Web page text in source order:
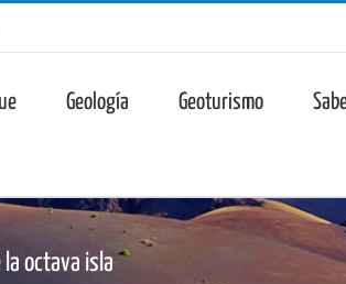
Geología Geoturismo
octava isla